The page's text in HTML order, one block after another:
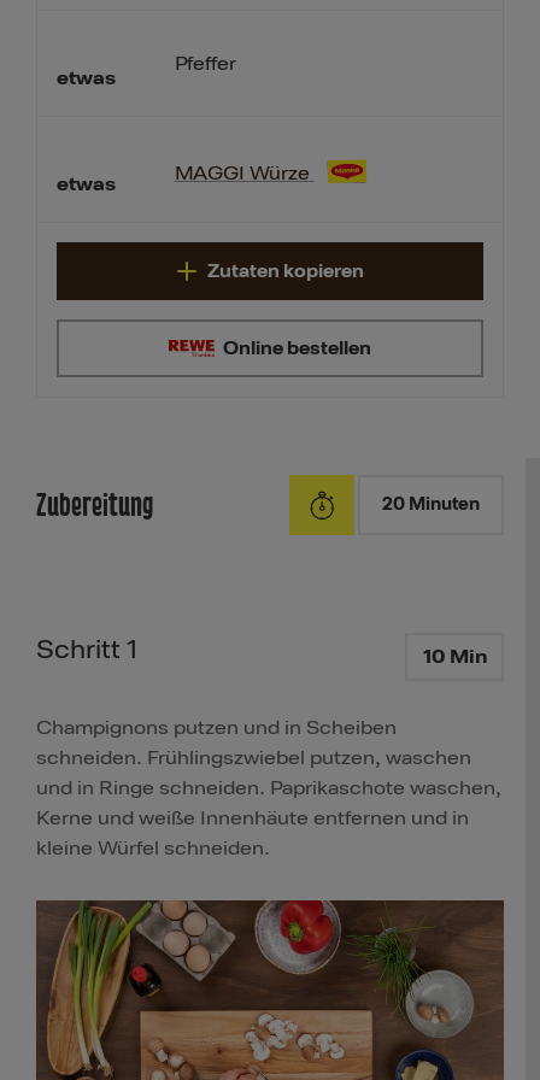
etwas
etwas
Pfeffer
MAGGI Würze
Online bestellen
Zutaten kopieren
Zubereitung 20 Minuten
Schritt 1 10 Min
Champignons putzen und in Scheiben
schneiden. Frühlingszwiebel putzen, waschen
und in Ringe schneiden. Paprikaschote waschen,
Kerne und weiße Innenhäute entfernen und in
kleine Würfel schneiden.